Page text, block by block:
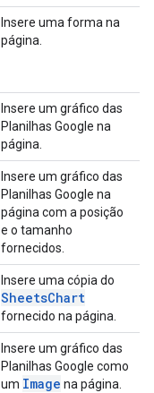
Insere uma forma na
página.
Insere um gráfico das
Planilhas Google na
página.
Insere um gráfico das
Planilhas Google na
página com a posição
e o tamanho
fornecidos.
Insere uma cópia do
SheetsChart
fornecido na página.
Insere um gráfico das
Planilhas Google como
um Image na página.